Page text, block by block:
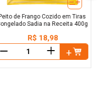
de Frango Cozido em Tiras
Sadia na Receita 400g
R$ 18,98
＋